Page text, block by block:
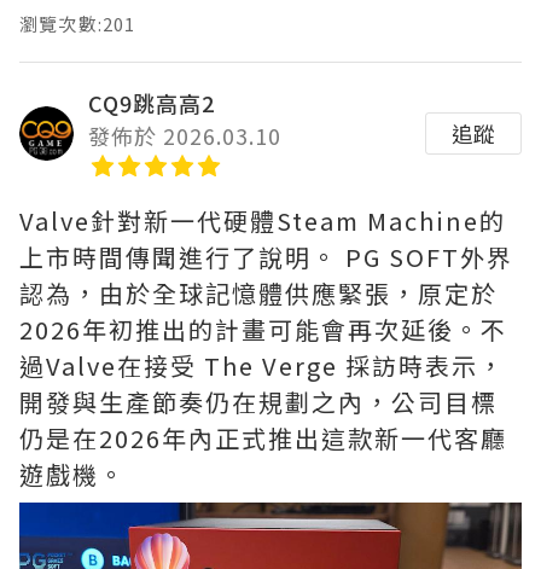
瀏覽次數:201
CQ9跳高高2
發佈於 2026.03.10
追蹤
Valve針對新一代硬體Steam Machine的
上市時間傳聞進行了說明。 PG SOFT外界
認為，由於全球記憶體供應緊張，原定於
2026年初推出的計畫可能會再次延後。不
過Valve在接受 The Verge 採訪時表示，
開發與生產節奏仍在規劃之內，公司目標
仍是在2026年內正式推出這款新一代客廳
遊戲機。